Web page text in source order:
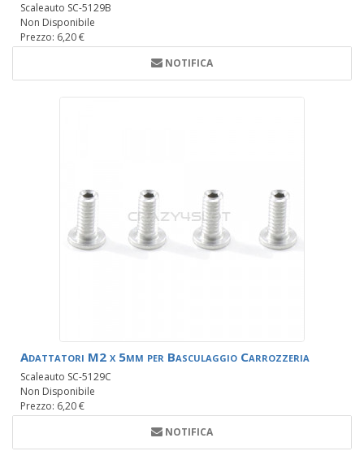
Scaleauto SC-5129B
Non Disponibile
Prezzo: 6,20 €
NOTIFICA
Adattatori M2 x 5mm per Basculaggio Carrozzeria
Scaleauto SC-5129C
Non Disponibile
Prezzo: 6,20 €
NOTIFICA